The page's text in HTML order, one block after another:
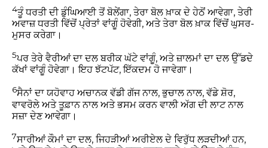
4ਤੂੰ ਧਰਤੀ ਦੀ ਡੁੰਘਿਆਈ ਤੋਂ ਬੋਲੇਂਗਾ, ਤੇਰਾ ਬੋਲ ਖ਼ਾਕ ਦੇ ਹੇਠੋਂ ਆਵੇਗਾ, ਤੇਰੀ
ਅਵਾਜ਼ ਧਰਤੀ ਵਿੱਚੋਂ ਪ੍ਰੇਤਾਂ ਵਾਂਗੂੰ ਹੋਵੇਗੀ, ਅਤੇ ਤੇਰਾ ਬੋਲ ਖ਼ਾਕ ਵਿੱਚੋਂ ਘੁਸਰ-
ਮੁਸਰ ਕਰੇਗਾ।
5ਪਰ ਤੇਰੇ ਵੈਰੀਆਂ ਦਾ ਦਲ ਬਰੀਕ ਘੱਟੇ ਵਾਂਗੂੰ, ਅਤੇ ਜ਼ਾਲਮਾਂ ਦਾ ਦਲ ਉੱਡਦੇ
ਕੱਖਾਂ ਵਾਂਗੂੰ ਹੋਵੇਗਾ। ਇਹ ਝੱਟਪੱਟ, ਇੱਕਦਮ ਹੋ ਜਾਵੇਗਾ।
6ਸੈਨਾਂ ਦਾ ਯਹੋਵਾਹ ਅਚਾਨਕ ਵੱਡੀ ਗੱਜ ਨਾਲ, ਭੁਚਾਲ ਨਾਲ, ਵੱਡੇ ਸ਼ੋਰ,
ਵਾਵਰੋਲੇ ਅਤੇ ਤੂਫ਼ਾਨ ਨਾਲ ਅਤੇ ਭਸਮ ਕਰਨ ਵਾਲੀ ਅੱਗ ਦੀ ਲਾਟ ਨਾਲ
ਸਜ਼ਾ ਦੇਣ ਆਵੇਗਾ।
7ਸਾਰੀਆਂ ਕੌਮਾਂ ਦਾ ਦਲ, ਜਿਹੜੀਆਂ ਅਰੀਏਲ ਦੇ ਵਿਰੁੱਧ ਲੜਦੀਆਂ ਹਨ,